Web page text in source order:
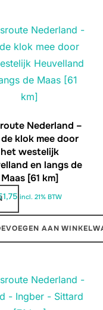
Nederland –
klok mee door
het westelijk
en langs de
Maas [61 km]
1,75 incl. 21% BTW
AAN